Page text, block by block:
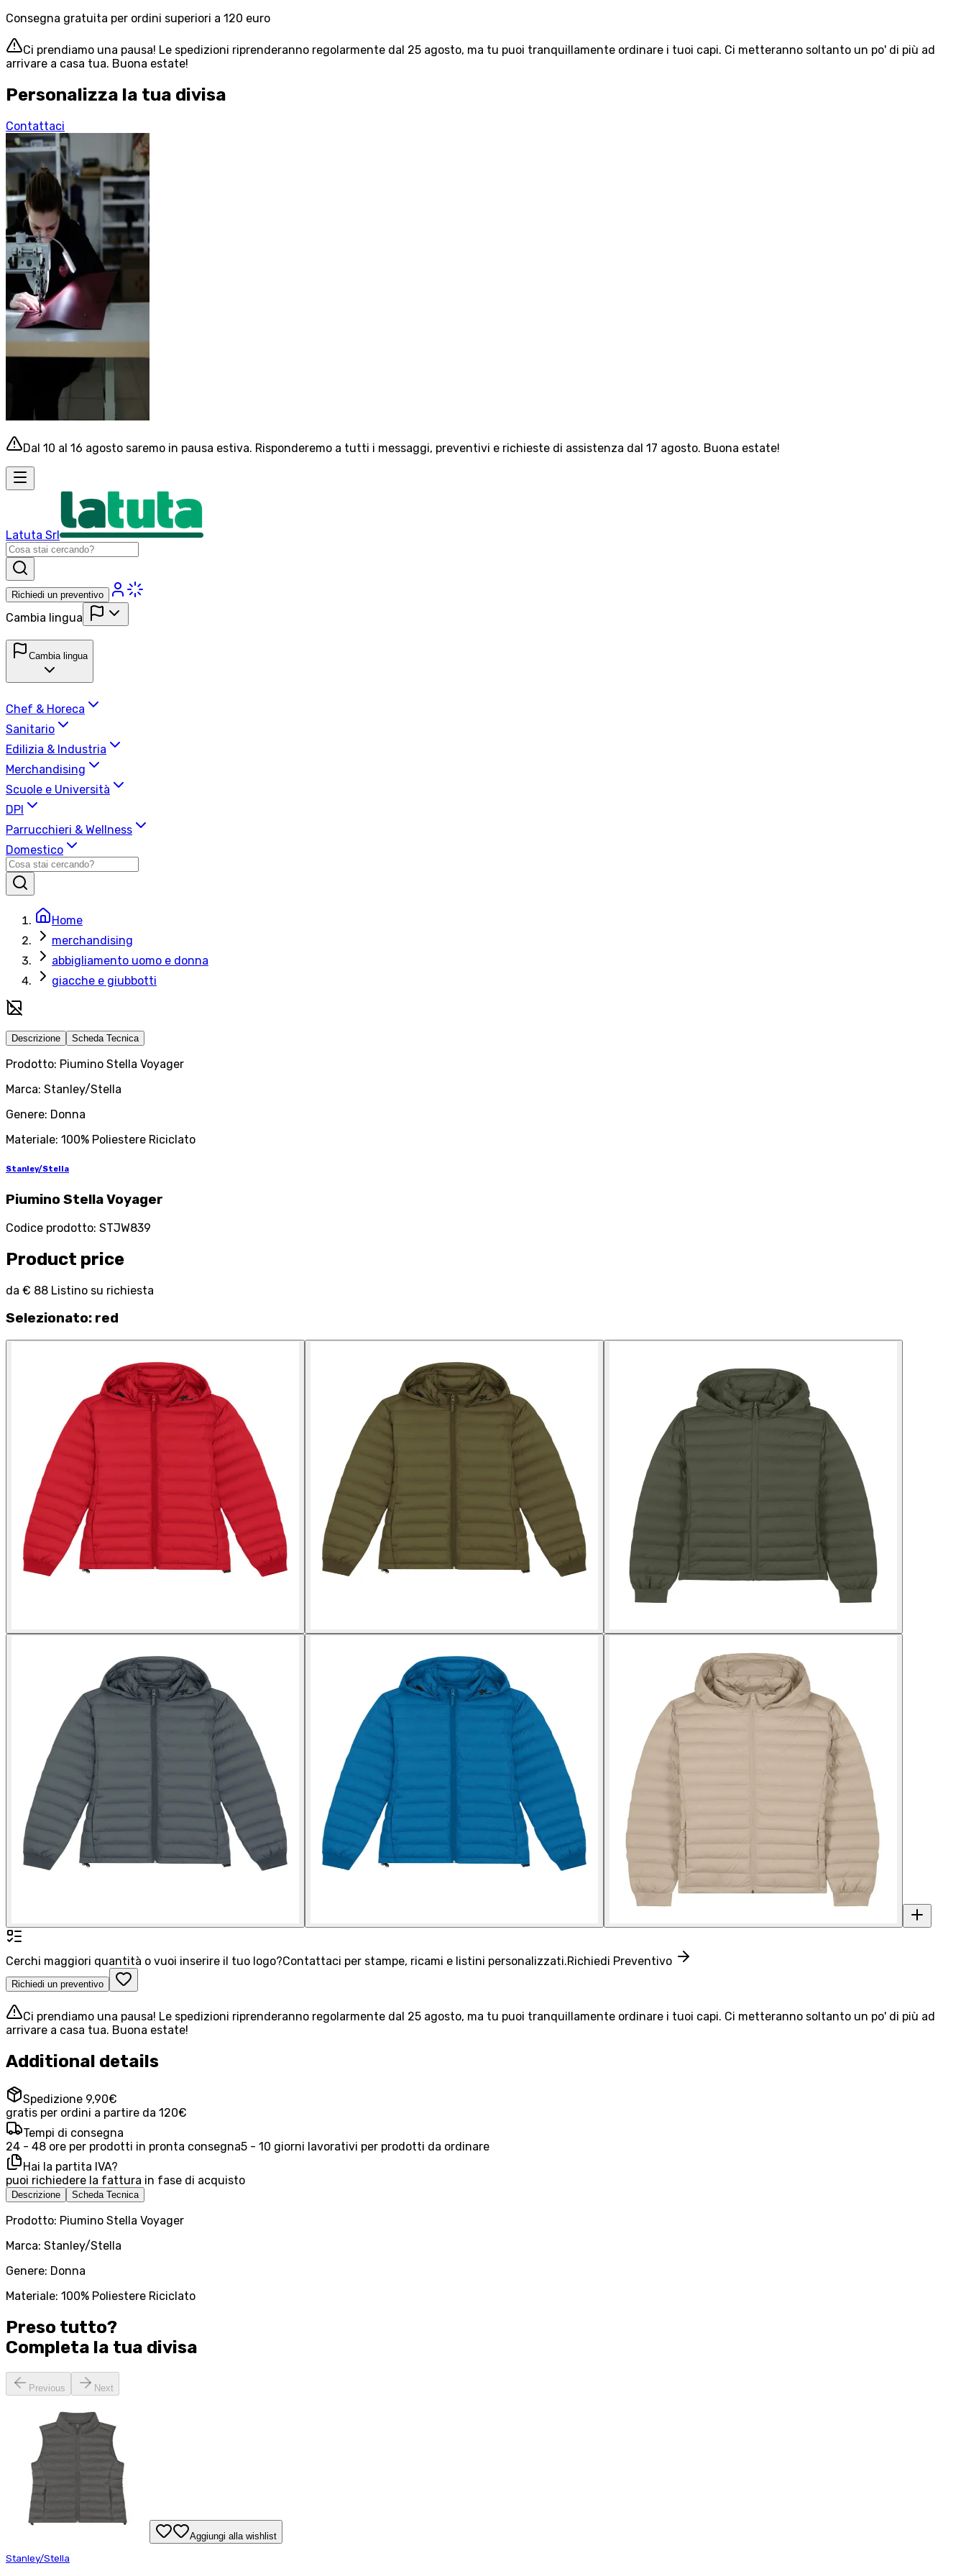
Consegna gratuita per ordini superiori a 120 euro
Ci prendiamo una pausa! Le spedizioni riprenderanno regolarmente dal 25 agosto, ma tu puoi tranquillamente ordinare i tuoi capi. Ci metteranno soltanto un po' di più ad
arrivare a casa tua. Buona estate!
Personalizza la tua divisa
Contattaci
Dal 10 al 16 agosto saremo in pausa estiva. Risponderemo a tutti i messaggi, preventivi e richieste di assistenza dal 17 agosto. Buona estate!
Latuta Srl
Richiedi un preventivo
Cambia lingua
Cambia lingua
Chef & Horeca
Sanitario
Edilizia & Industria
Merchandising
Scuole e Università
DPI
Parrucchieri & Wellness
Domestico
Home
merchandising
abbigliamento uomo e donna
giacche e giubbotti
Descrizione Scheda Tecnica
Prodotto: Piumino Stella Voyager
Marca: Stanley/Stella
Genere: Donna
Materiale: 100% Poliestere Riciclato
Stanley/Stella
Piumino Stella Voyager
Codice prodotto: STJW839
Product price
da € 88 Listino su richiesta
Selezionato: red
Cerchi maggiori quantità o vuoi inserire il tuo logo?Contattaci per stampe, ricami e listini personalizzati.Richiedi Preventivo
Richiedi un preventivo
Ci prendiamo una pausa! Le spedizioni riprenderanno regolarmente dal 25 agosto, ma tu puoi tranquillamente ordinare i tuoi capi. Ci metteranno soltanto un po' di più ad
arrivare a casa tua. Buona estate!
Additional details
Spedizione 9,90€
gratis per ordini a partire da 120€
Tempi di consegna
24 - 48 ore per prodotti in pronta consegna5 - 10 giorni lavorativi per prodotti da ordinare
Hai la partita IVA?
puoi richiedere la fattura in fase di acquisto
Descrizione Scheda Tecnica
Prodotto: Piumino Stella Voyager
Marca: Stanley/Stella
Genere: Donna
Materiale: 100% Poliestere Riciclato
Preso tutto?
Completa la tua divisa
Previous Next
Aggiungi alla wishlist
Stanley/Stella